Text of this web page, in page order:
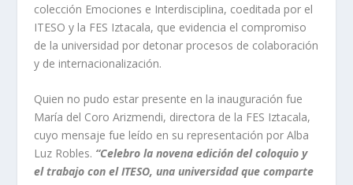
colección Emociones e Interdisciplina, coeditada por el
ITESO y la FES Iztacala, que evidencia el compromiso
de la universidad por detonar procesos de colaboración
y de internacionalización.
Quien no pudo estar presente en la inauguración fue
María del Coro Arizmendi, directora de la FES Iztacala,
cuyo mensaje fue leído en su representación por Alba
Luz Robles. “Celebro la novena edición del coloquio y
el trabajo con el ITESO, una universidad que comparte